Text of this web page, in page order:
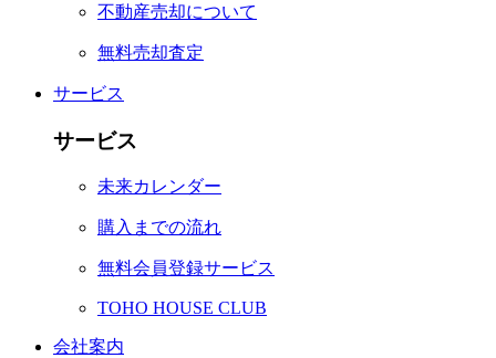
不動産売却について
無料売却査定
サービス
サービス
未来カレンダー
購入までの流れ
無料会員登録サービス
TOHO HOUSE CLUB
会社案内